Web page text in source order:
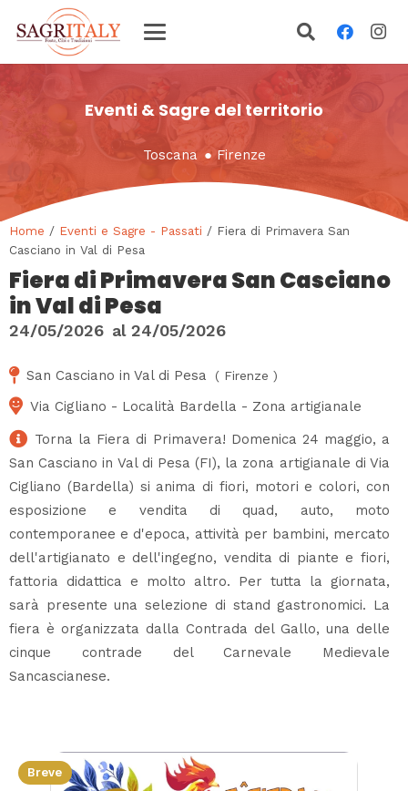
Eventi & Sagre del territorio
Toscana ● Firenze
Home / Eventi e Sagre - Passati / Fiera di Primavera San
Casciano in Val di Pesa
Fiera di Primavera San Casciano
in Val di Pesa
24/05/2026 al 24/05/2026
San Casciano in Val di Pesa ( Firenze )
Via Cigliano - Località Bardella - Zona artigianale
Torna la Fiera di Primavera! Domenica 24 maggio, a
San Casciano in Val di Pesa (FI), la zona artigianale di Via
Cigliano (Bardella) si anima di fiori, motori e colori, con
esposizione e vendita di quad, auto, moto
contemporanee e d'epoca, attività per bambini, mercato
dell'artigianato e dell'ingegno, vendita di piante e fiori,
fattoria didattica e molto altro. Per tutta la giornata,
sarà presente una selezione di stand gastronomici. La
fiera è organizzata dalla Contrada del Gallo, una delle
cinque contrade del Carnevale Medievale
Sancascianese.
Breve